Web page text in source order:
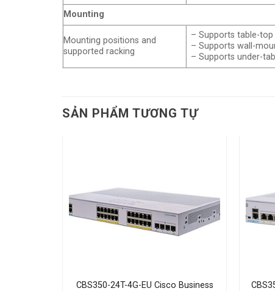
Mounting
Mounting positions and
supported racking
– Supports table-
– Supports wall-
– Supports under-
SẢN PHẨM TƯƠNG TỰ
CBS350-24T-4G-EU Cisco Business